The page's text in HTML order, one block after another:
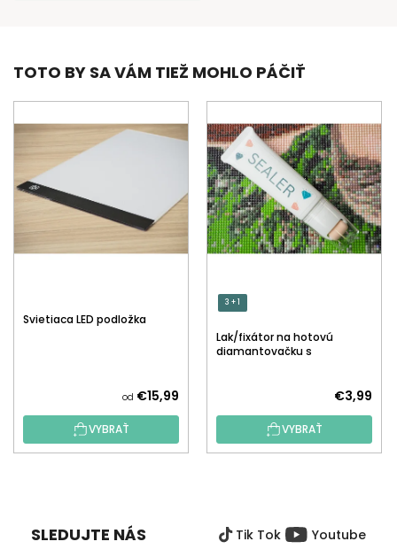
TOTO BY SA VÁM TIEŽ MOHLO PÁČIŤ
Svietiaca LED podložka
od €15,99
VYBRAŤ
3 + 1
Lak/fixátor na hotovú
diamantovačku s
€3,99
VYBRAŤ
SLEDUJTE NÁS Tik Tok Youtube